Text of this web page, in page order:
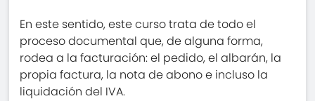
En este sentido, este curso trata de todo el
proceso documental que, de alguna forma,
rodea a la facturación: el pedido, el albarán, la
propia factura, la nota de abono e incluso la
liquidación del IVA.